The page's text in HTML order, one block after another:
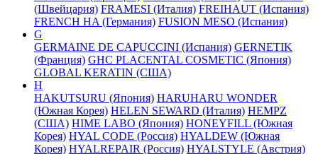
(Швейцария) FRAMESI (Италия) FREIHAUT (Испания)
FRENCH HA (Германия) FUSION MESO (Испания)
G
GERMAINE DE CAPUCCINI (Испания) GERNETIK
(Франция) GHC PLACENTAL COSMETIC (Япония)
GLOBAL KERATIN (США)
H
HAKUTSURU (Япония) HARUHARU WONDER
(Южная Корея) HELEN SEWARD (Италия) HEMPZ
(США) HIME LABO (Япония) HONEYFILL (Южная
Корея) HYAL CODE (Россия) HYALDEW (Южная
Корея) HYALREPAIR (Россия) HYALSTYLE (Австрия)